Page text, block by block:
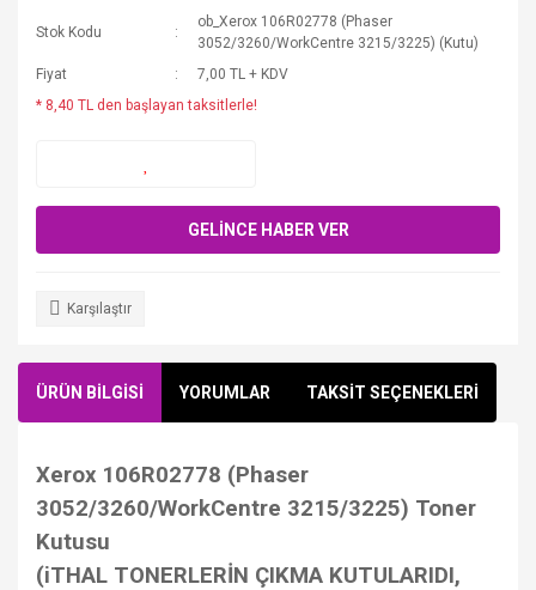
Stok Kodu
ob_Xerox 106R02778 (Phaser
3052/3260/WorkCentre 3215/3225) (Kutu)
Fiyat
7,00 TL + KDV
* 8,40 TL den başlayan taksitlerle!
GELİNCE HABER VER
Karşılaştır
ÜRÜN BİLGİSİ YORUMLAR TAKSİT SEÇENEKLERİ
Xerox 106R02778 (Phaser
3052/3260/WorkCentre 3215/3225) Toner
Kutusu
(iTHAL TONERLERİN ÇIKMA KUTULARIDI,